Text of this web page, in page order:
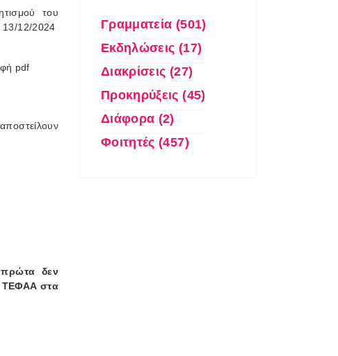
του
13/12/2024
pdf
δεν
ΤΕΦΑΑ στα
Γραμματεία (501)
Εκδηλώσεις (17)
Διακρίσεις (27)
Προκηρύξεις (45)
Διάφορα (2)
Φοιτητές (457)